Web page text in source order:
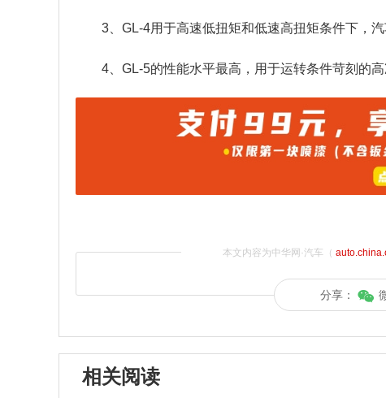
3、GL-4用于高速低扭矩和低速高扭矩条件下，
4、GL-5的性能水平最高，用于运转条件苛刻的
本文内容为中华网·汽车（
分享：
相关阅读